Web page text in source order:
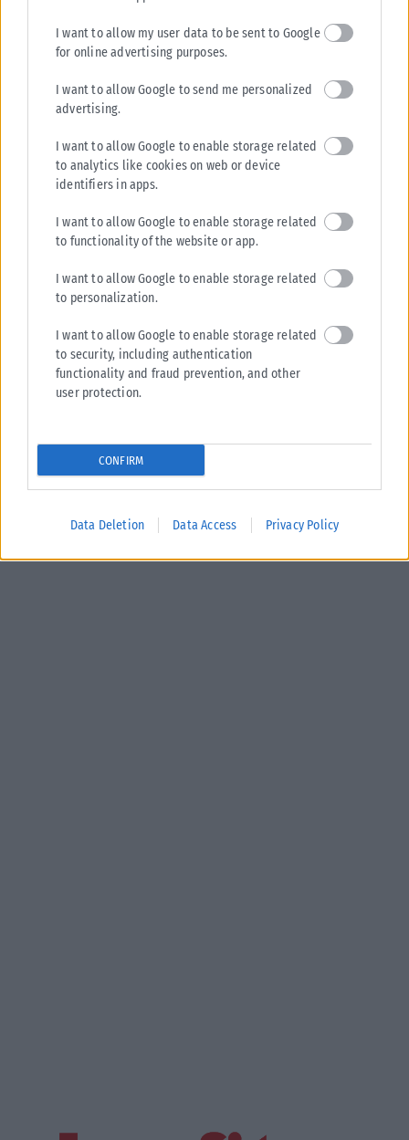
I want to allow my user data to be sent to Google
for online advertising purposes.
I want to allow Google to send me personalized
advertising.
I want to allow Google to enable storage related
to analytics like cookies on web or device
identifiers in apps.
I want to allow Google to enable storage related
to functionality of the website or app.
I want to allow Google to enable storage related
to personalization.
I want to allow Google to enable storage related
to security, including authentication
functionality and fraud prevention, and other
user protection.
CONFIRM
Data Deletion Data Access Privacy Policy